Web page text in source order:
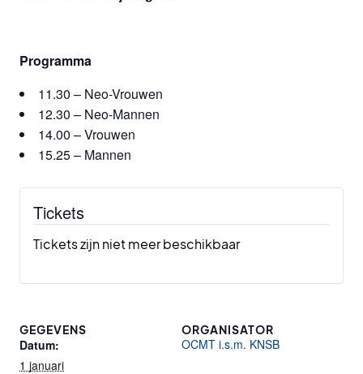
Programma
11.30 – Neo-Vrouwen
12.30 – Neo-Mannen
14.00 – Vrouwen
15.25 – Mannen
Tickets
Tickets zijn niet meer beschikbaar
GEGEVENS
Datum:
1 januari
ORGANISATOR
OCMT i.s.m. KNSB